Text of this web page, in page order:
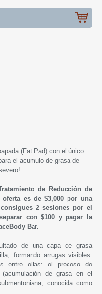
(Fat Pad) con el único
el acumulo de grasa de
de Reducción de
es de $3,000 por una
2 sesiones por el
con $100 y pagar la
Bar.
de una capa de grasa
formando arrugas visibles.
entre ellas: el proceso de
de grasa en el
conocida como